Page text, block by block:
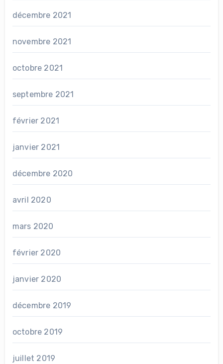
décembre 2021
novembre 2021
octobre 2021
septembre 2021
février 2021
janvier 2021
décembre 2020
avril 2020
mars 2020
février 2020
janvier 2020
décembre 2019
octobre 2019
juillet 2019